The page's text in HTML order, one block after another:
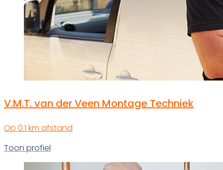
V.M.T. van der Veen Montage Techniek
Op 0.1 km afstand
Toon profiel